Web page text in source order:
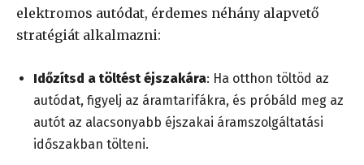
elektromos autódat, érdemes néhány alapvető
stratégiát alkalmazni:
Időzítsd a töltést éjszakára: Ha otthon töltöd az
autódat, figyelj az áramtarifákra, és próbáld meg az
autót az alacsonyabb éjszakai áramszolgáltatási
időszakban tölteni.